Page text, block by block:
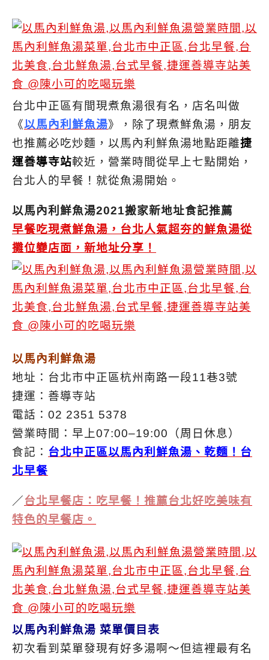
台北中正區有間現煮魚湯很有名，店名叫做
《以馬內利鮮魚湯》，除了現煮鮮魚湯，朋友
也推薦必吃炒麵，以馬內利鮮魚湯地點距離捷
運善導寺站較近，營業時間從早上七點開始，
台北人的早餐！就從魚湯開始。
以馬內利鮮魚湯2021搬家新地址食記推薦
早餐吃現煮鮮魚湯，台北人氣超夯的鮮魚湯從
攤位變店面，新地址分享！
以馬內利鮮魚湯
地址：台北市中正區杭州南路一段11巷3號
捷運：善導寺站
電話：02 2351 5378
營業時間：早上07:00–19:00（周日休息）
食記： 台北中正區以馬內利鮮魚湯、乾麵！台
北早餐
／台北早餐店：吃早餐！推薦台北好吃美味有
特色的早餐店。
以馬內利鮮魚湯 菜單價目表
初次看到菜單發現有好多湯啊～但這裡最有名